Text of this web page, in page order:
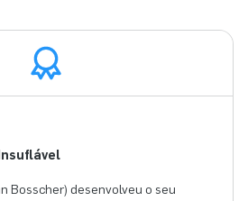
Bosscher) desenvolveu o seu